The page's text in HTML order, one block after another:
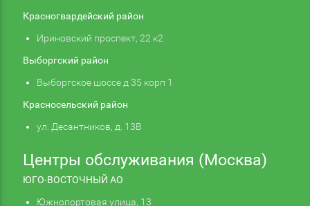
Красногвардейский район
Ириновский проспект, 22 к2
Выборгский район
Выборгское шоссе д 35 корп 1
Красносельский район
ул. Десантников, д. 13В
Центры обслуживания (Москва)
ЮГО-ВОСТОЧНЫЙ АО
Южнопортовая улица, 13